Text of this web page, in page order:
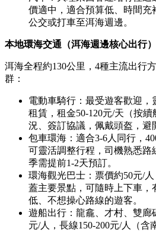
價適中，適合預算低、時間充
公交或打車至洱海週邊。
本地環海交通（洱海週邊核心出行）
洱海全程約130公里，4種主流出行
群：
電動車騎行：最受遊客歡迎
租賃，租金50-120元/天（按
況、簽訂協議，佩戴頭盔，避
包車環海：適合3-6人同行，
可靈活調整行程，司機熟悉路
季需提前1-2天預訂。
環海觀光巴士：票價約50元/
蓋主要景點，可隨時上下車，
低、不想操心路線的遊客。
遊船出行：龍龕、才村、雙廊
元/人，長線150-200元/人（